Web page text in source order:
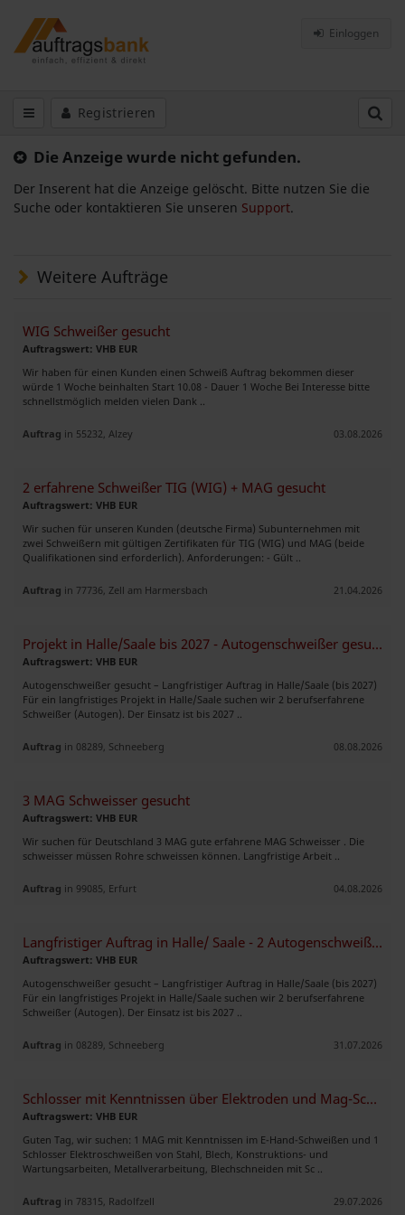
Einloggen
Registrieren
Die Anzeige wurde nicht gefunden.
Der Inserent hat die Anzeige gelöscht. Bitte nutzen Sie die
Suche oder kontaktieren Sie unseren Support.
Weitere Aufträge
WIG Schweißer gesucht
Auftragswert: VHB EUR
Wir haben für einen Kunden einen Schweiß Auftrag bekommen dieser
würde 1 Woche beinhalten Start 10.08 - Dauer 1 Woche Bei Interesse bitte
schnellstmöglich melden vielen Dank ..
Auftrag in 55232, Alzey 03.08.2026
2 erfahrene Schweißer TIG (WIG) + MAG gesucht
Auftragswert: VHB EUR
Wir suchen für unseren Kunden (deutsche Firma) Subunternehmen mit
zwei Schweißern mit gültigen Zertifikaten für TIG (WIG) und MAG (beide
Qualifikationen sind erforderlich). Anforderungen: - Gült ..
Auftrag in 77736, Zell am Harmersbach 21.04.2026
Projekt in Halle/Saale bis 2027 - Autogenschweißer gesucht !
Auftragswert: VHB EUR
Autogenschweißer gesucht – Langfristiger Auftrag in Halle/Saale (bis 2027)
Für ein langfristiges Projekt in Halle/Saale suchen wir 2 berufserfahrene
Schweißer (Autogen). Der Einsatz ist bis 2027 ..
Auftrag in 08289, Schneeberg 08.08.2026
3 MAG Schweisser gesucht
Auftragswert: VHB EUR
Wir suchen für Deutschland 3 MAG gute erfahrene MAG Schweisser . Die
schweisser müssen Rohre schweissen können. Langfristige Arbeit ..
Auftrag in 99085, Erfurt 04.08.2026
Langfristiger Auftrag in Halle/ Saale - 2 Autogenschweißer gesucht !
Auftragswert: VHB EUR
Autogenschweißer gesucht – Langfristiger Auftrag in Halle/Saale (bis 2027)
Für ein langfristiges Projekt in Halle/Saale suchen wir 2 berufserfahrene
Schweißer (Autogen). Der Einsatz ist bis 2027 ..
Auftrag in 08289, Schneeberg 31.07.2026
Schlosser mit Kenntnissen über Elektroden und Mag-Schweißen
Auftragswert: VHB EUR
Guten Tag, wir suchen: 1 MAG mit Kenntnissen im E-Hand-Schweißen und 1
Schlosser Elektroschweißen von Stahl, Blech, Konstruktions- und
Wartungsarbeiten, Metallverarbeitung, Blechschneiden mit Sc ..
Auftrag in 78315, Radolfzell 29.07.2026